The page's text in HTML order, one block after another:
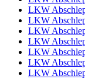
LKW
LKW
LKW
LKW
LKW
LKW
LKW